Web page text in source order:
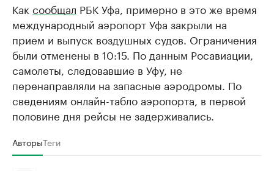
Как сообщал РБК Уфа, примерно в это же время
международный аэропорт Уфа закрыли на
прием и выпуск воздушных судов. Ограничения
были отменены в 10:15. По данным Росавиации,
самолеты, следовавшие в Уфу, не
перенаправляли на запасные аэродромы. По
сведениям онлайн-табло аэропорта, в первой
половине дня рейсы не задерживались.
АвторыТеги